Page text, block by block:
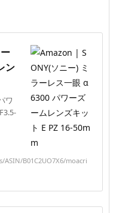
ン
ワ
B01C2UO7X6/moacri